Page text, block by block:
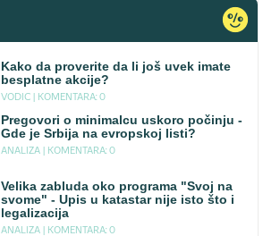
Kako da proverite da li još uvek imate
besplatne akcije?
VODIC | KOMENTARA: 0
Pregovori o minimalcu uskoro počinju -
Gde je Srbija na evropskoj listi?
ANALIZA | KOMENTARA: 0
Velika zabluda oko programa "Svoj na
svome" - Upis u katastar nije isto što i
legalizacija
ANALIZA | KOMENTARA: 0